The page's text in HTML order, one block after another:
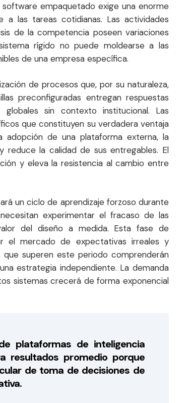
empaquetado exige una enorme
a las tareas cotidianas. Las actividades
de la competencia poseen variaciones
rígido no puede moldearse a las
de una empresa específica.
de procesos que, por su naturaleza,
preconfiguradas entregan respuestas
sin contexto institucional. Las
que constituyen su verdadera ventaja
de una plataforma externa, la
reduce la calidad de sus entregables. El
y eleva la resistencia al cambio entre
un ciclo de aprendizaje forzoso durante
experimentar el fracaso de las
del diseño a medida. Esta fase de
el mercado de expectativas irreales y
que superen este periodo comprenderán
estrategia independiente. La demanda
sistemas crecerá de forma exponencial
plataformas de inteligencia
resultados promedio porque
de toma de decisiones de